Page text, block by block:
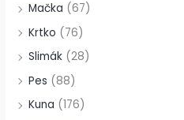
Mačka (67)
Krtko (76)
Slimák (28)
Pes (88)
Kuna (176)